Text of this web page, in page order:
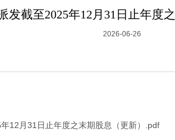
发截至2025年12月31日止年度
2026-06-26
12月31日止年度之末期股息（更新）.pdf